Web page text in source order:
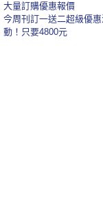
大量訂購優惠報價
今周刊訂一送二超級優
動！只要4800元